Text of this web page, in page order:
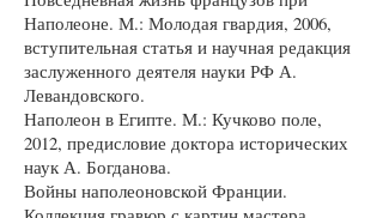
Наполеоне. М.: Молодая гвардия, 2006,
вступительная статья и научная редакция
заслуженного деятеля науки РФ А.
Левандовского.
Наполеон в Египте. М.: Кучково поле,
2012, предисловие доктора исторических
наук А. Богданова.
Войны наполеоновской Франции.